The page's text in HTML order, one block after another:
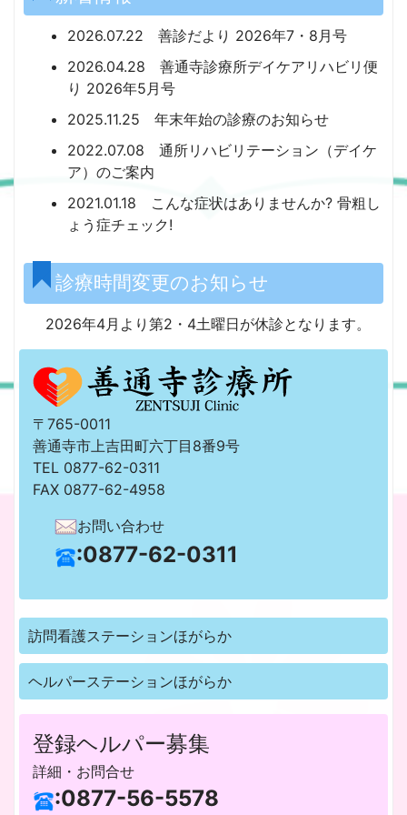
2026.07.22 善診だより 2026年7・8月号
2026.04.28 善通寺診療所デイケアリハビリ便
り 2026年5月号
2025.11.25 年末年始の診療のお知らせ
2022.07.08 通所リハビリテーション（デイケ
ア）のご案内
2021.01.18 こんな症状はありませんか? 骨粗し
ょう症チェック!
診療時間変更のお知らせ
2026年4月より第2・4土曜日が休診となります。
〒765-0011
善通寺市上吉田町六丁目8番9号
TEL 0877-62-0311
FAX 0877-62-4958
お問い合わせ
:0877-62-0311
訪問看護ステーションほがらか
ヘルパーステーションほがらか
登録ヘルパー募集
詳細・お問合せ
:0877-56-5578